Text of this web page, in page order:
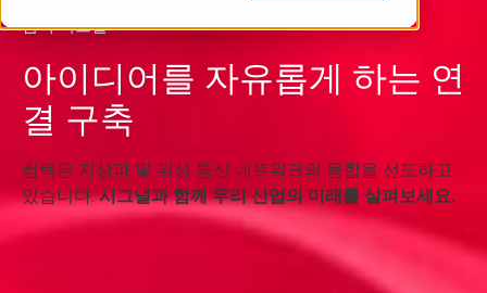
컴텍 시그널
아이디어를 자유롭게 하는 연
결 구축
컴텍은 지상파 및 위성 통신 네트워크의 융합을 선도하고
있습니다.시그널과 함께 우리 산업의 미래를 살펴보세요.